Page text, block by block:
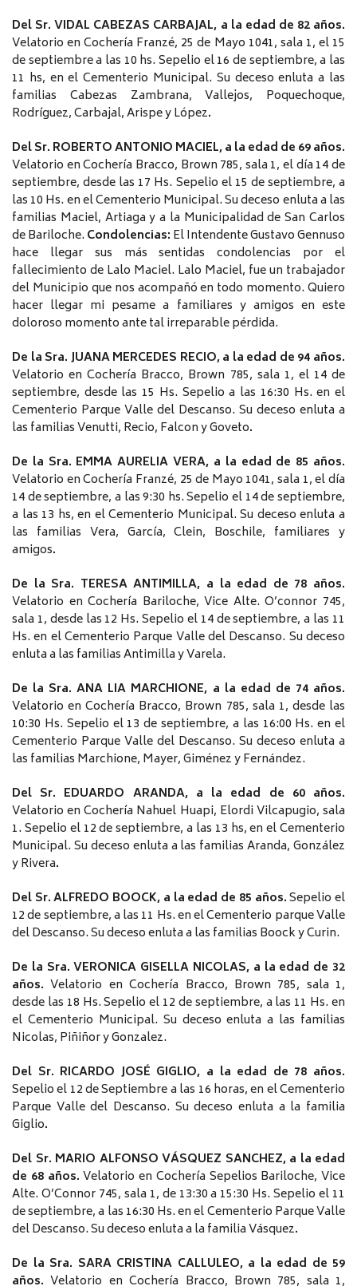
Del Sr. VIDAL CABEZAS CARBAJAL, a la edad de 82 años.
Velatorio en Cochería Franzé, 25 de Mayo 1041, sala 1, el 15
de septiembre a las 10 hs. Sepelio el 16 de septiembre, a las
11 hs, en el Cementerio Municipal. Su deceso enluta a las
familias Cabezas Zambrana, Vallejos, Poquechoque,
Rodríguez, Carbajal, Arispe y López.
Del Sr. ROBERTO ANTONIO MACIEL, a la edad de 69 años.
Velatorio en Cochería Bracco, Brown 785, sala 1, el día 14 de
septiembre, desde las 17 Hs. Sepelio el 15 de septiembre, a
las 10 Hs. en el Cementerio Municipal. Su deceso enluta a las
familias Maciel, Artiaga y a la Municipalidad de San Carlos
de Bariloche. Condolencias: El Intendente Gustavo Gennuso
hace llegar sus más sentidas condolencias por el
fallecimiento de Lalo Maciel. Lalo Maciel, fue un trabajador
del Municipio que nos acompañó en todo momento. Quiero
hacer llegar mi pesame a familiares y amigos en este
doloroso momento ante tal irreparable pérdida.
De la Sra. JUANA MERCEDES RECIO, a la edad de 94 años.
Velatorio en Cochería Bracco, Brown 785, sala 1, el 14 de
septiembre, desde las 15 Hs. Sepelio a las 16:30 Hs. en el
Cementerio Parque Valle del Descanso. Su deceso enluta a
las familias Venutti, Recio, Falcon y Goveto.
De la Sra. EMMA AURELIA VERA, a la edad de 85 años.
Velatorio en Cochería Franzé, 25 de Mayo 1041, sala 1, el día
14 de septiembre, a las 9:30 hs. Sepelio el 14 de septiembre,
a las 13 hs, en el Cementerio Municipal. Su deceso enluta a
las familias Vera, García, Clein, Boschile, familiares y
amigos.
De la Sra. TERESA ANTIMILLA, a la edad de 78 años.
Velatorio en Cochería Bariloche, Vice Alte. O’connor 745,
sala 1, desde las 12 Hs. Sepelio el 14 de septiembre, a las 11
Hs. en el Cementerio Parque Valle del Descanso. Su deceso
enluta a las familias Antimilla y Varela.
De la Sra. ANA LIA MARCHIONE, a la edad de 74 años.
Velatorio en Cochería Bracco, Brown 785, sala 1, desde las
10:30 Hs. Sepelio el 13 de septiembre, a las 16:00 Hs. en el
Cementerio Parque Valle del Descanso. Su deceso enluta a
las familias Marchione, Mayer, Giménez y Fernández.
Del Sr. EDUARDO ARANDA, a la edad de 60 años.
Velatorio en Cochería Nahuel Huapi, Elordi Vilcapugio, sala
1. Sepelio el 12 de septiembre, a las 13 hs, en el Cementerio
Municipal. Su deceso enluta a las familias Aranda, González
y Rivera.
Del Sr. ALFREDO BOOCK, a la edad de 85 años.Sepelio el
12 de septiembre, a las 11 Hs. en el Cementerio parque Valle
del Descanso. Su deceso enluta a las familias Boock y Curin.
De la Sra. VERONICA GISELLA NICOLAS, a la edad de 32
años. Velatorio en Cochería Bracco, Brown 785, sala 1,
desde las 18 Hs. Sepelio el 12 de septiembre, a las 11 Hs. en
el Cementerio Municipal. Su deceso enluta a las familias
Nicolas, Piñiñor y Gonzalez.
Del Sr. RICARDO JOSÉ GIGLIO, a la edad de 78 años.
Sepelio el 12 de Septiembre a las 16 horas, en el Cementerio
Parque Valle del Descanso. Su deceso enluta a la familia
Giglio.
Del Sr. MARIO ALFONSO VÁSQUEZ SANCHEZ, a la edad
de 68 años.Velatorio en Cochería Sepelios Bariloche, Vice
Alte. O’Connor 745, sala 1, de 13:30 a 15:30 Hs. Sepelio el 11
de septiembre, a las 16:30 Hs. en el Cementerio Parque Valle
del Descanso. Su deceso enluta a la familia Vásquez.
De la Sra. SARA CRISTINA CALLULEO, a la edad de 59
años.Velatorio en Cochería Bracco, Brown 785, sala 1,